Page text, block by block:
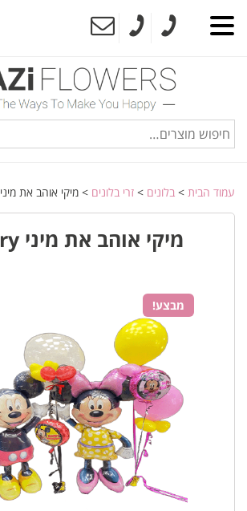
עמוד הבית > בלונים > זרי בלונים > מיקי אוהב את מיני Luxury
מיקי אוהב את מיני Luxury
מבצע!